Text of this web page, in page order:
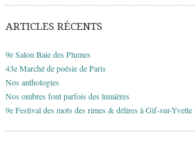
ARTICLES RÉCENTS
9e Salon Baie des Plumes
43e Marché de poésie de Paris
Nos anthologies
Nos ombres font parfois des lumières
9e Festival des mots des rimes & délires à Gif-sur-Yvette